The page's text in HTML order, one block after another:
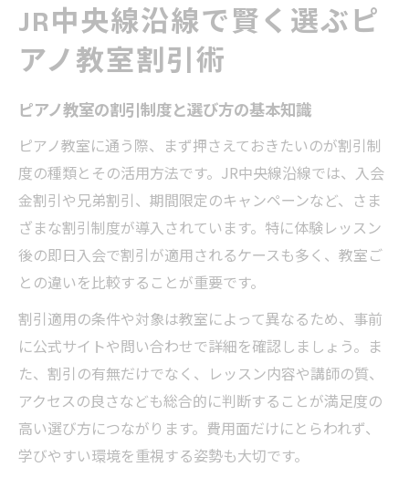
用術
体験レッスン利用でピアノ教室割引を賢く
確認
ピアノ教室の割引を活用した費用節約アイデア
ピアノ教室割引と月謝見直しで無理なく節
複数レッスン受講時のピアノ教室割引活用
例
割引適用のタイミングとピアノ教室選びの
オンラインピアノ教室割引で遠隔学習の費
用節約
ピアノ教室の家族割引と学習継続のポイン
ト
割引でお得に学べるJR中央線のピアノ教室情報
JR中央線沿線で賢く選ぶピ
アノ教室割引術
ピアノ教室の割引制度と選び方の基本知識
ピアノ教室に通う際、まず押さえておきたいのが割引制
度の種類とその活用方法です。JR中央線沿線では、入会
金割引や兄弟割引、期間限定のキャンペーンなど、さま
ざまな割引制度が導入されています。特に体験レッスン
後の即日入会で割引が適用されるケースも多く、教室ご
との違いを比較することが重要です。
割引適用の条件や対象は教室によって異なるため、事前
に公式サイトや問い合わせで詳細を確認しましょう。ま
た、割引の有無だけでなく、レッスン内容や講師の質、
アクセスの良さなども総合的に判断することが満足度の
高い選び方につながります。費用面だけにとらわれず、
学びやすい環境を重視する姿勢も大切です。